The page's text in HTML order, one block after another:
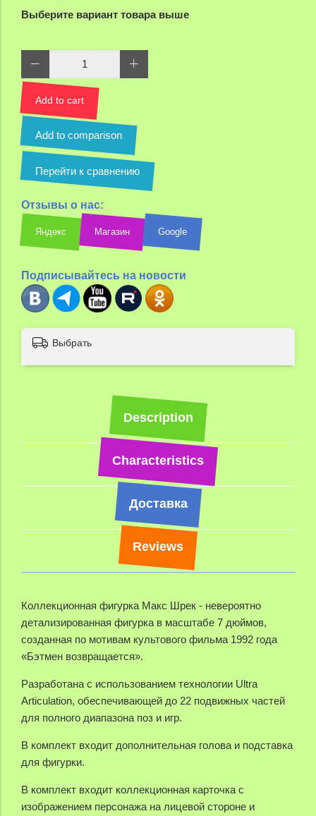
Выберите вариант товара выше
Add to cart
Add to comparison
Перейти к сравнению
Отзывы о нас:
Яндекс Магазин Google
Подписывайтесь на новости
Выбрать
Description
Characteristics
Доставка
Reviews
Коллекционная фигурка Макс Шрек - невероятно
детализированная фигурка в масштабе 7 дюймов,
созданная по мотивам культового фильма 1992 года
«Бэтмен возвращается».
Разработана с использованием технологии Ultra
Articulation, обеспечивающей до 22 подвижных частей
для полного диапазона поз и игр.
В комплект входит дополнительная голова и подставка
для фигурки.
В комплект входит коллекционная карточка с
изображением персонажа на лицевой стороне и